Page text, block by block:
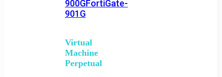
900GFortiGate-
901G
Virtual
Machine
Perpetual